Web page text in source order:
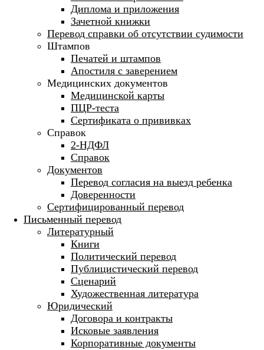
Диплома и приложения
Зачетной книжки
Перевод справки об отсутствии судимости
Штампов
Печатей и штампов
Апостиля с заверением
Медицинских документов
Медицинской карты
ПЦР-теста
Сертификата о прививках
Справок
2-НДФЛ
Справок
Документов
Перевод согласия на выезд ребенка
Доверенности
Сертифицированный перевод
Письменный перевод
Литературный
Книги
Политический перевод
Публицистический перевод
Сценарий
Художественная литература
Юридический
Договора и контракты
Исковые заявления
Корпоративные документы